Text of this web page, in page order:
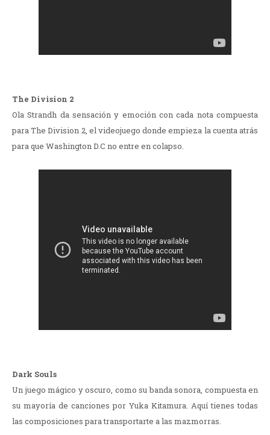
The Division 2
Ola Strandh da sensación y emoción con cada nota compuesta
para The Division 2, el videojuego donde empieza la cuenta atrás
para que Washington D.C no entre en colapso.
Dark Souls
Un juego mágico y oscuro, como su banda sonora, compuesta en
su mayoría de canciones por Yuka Kitamura. Aquí tienes todas
las composiciones para transportarte a las mazmorras.